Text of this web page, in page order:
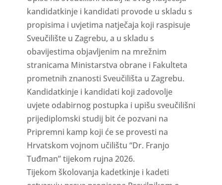
kandidatkinje i kandidati provode u skladu s
propisima i uvjetima natječaja koji raspisuje
Sveučilište u Zagrebu, a u skladu s
obavijestima objavljenim na mrežnim
stranicama Ministarstva obrane i Fakulteta
prometnih znanosti Sveučilišta u Zagrebu.
Kandidatkinje i kandidati koji zadovolje
uvjete odabirnog postupka i upišu sveučilišni
prijediplomski studij bit će pozvani na
Pripremni kamp koji će se provesti na
Hrvatskom vojnom učilištu “Dr. Franjo
Tuđman” tijekom rujna 2026.
Tijekom školovanja kadetkinje i kadeti